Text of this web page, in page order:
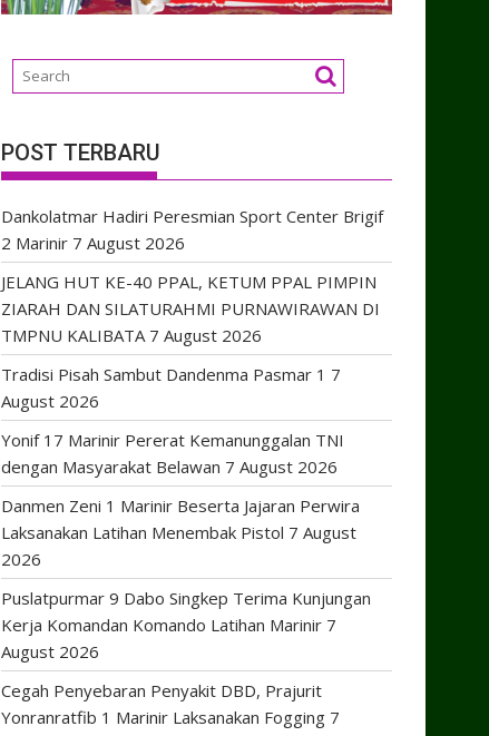
POST TERBARU
Dankolatmar Hadiri Peresmian Sport Center Brigif
2 Marinir 7 August 2026
JELANG HUT KE-40 PPAL, KETUM PPAL PIMPIN
ZIARAH DAN SILATURAHMI PURNAWIRAWAN DI
TMPNU KALIBATA 7 August 2026
Tradisi Pisah Sambut Dandenma Pasmar 1 7
August 2026
Yonif 17 Marinir Pererat Kemanunggalan TNI
dengan Masyarakat Belawan 7 August 2026
Danmen Zeni 1 Marinir Beserta Jajaran Perwira
Laksanakan Latihan Menembak Pistol 7 August
2026
Puslatpurmar 9 Dabo Singkep Terima Kunjungan
Kerja Komandan Komando Latihan Marinir 7
August 2026
Cegah Penyebaran Penyakit DBD, Prajurit
Yonranratfib 1 Marinir Laksanakan Fogging 7